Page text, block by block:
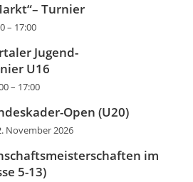
Turnier
– 17:00
Jugend-
U16
– 17:00
Open (U20)
November 2026
im
5-13)